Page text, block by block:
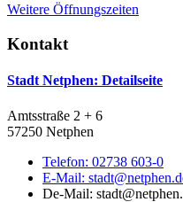
Weitere Öffnungszeiten
Kontakt
Stadt Netphen: Detailseite
Amtsstraße 2 + 6
57250 Netphen
Telefon: 02738 603-0
E-Mail:
De-Mail: